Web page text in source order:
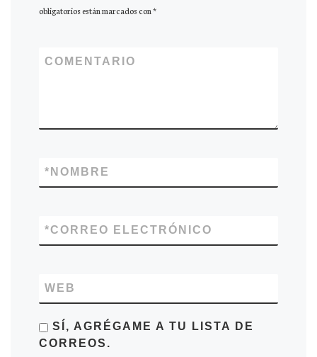
obligatorios están marcados con*
COMENTARIO
NOMBRE
*
CORREO ELECTRÓNICO
*
WEB
SÍ, AGRÉGAME A TU LISTA DE
CORREOS.